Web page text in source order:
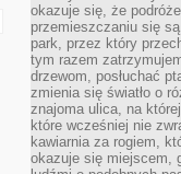
okazuje się, że
przemieszczaniu się
park, przez który
tym razem
drzewom, posłuchać
zmienia się światło o
znajoma ulica, na
które wcześniej nie
kawiarnia za rogiem,
okazuje się miejscem,